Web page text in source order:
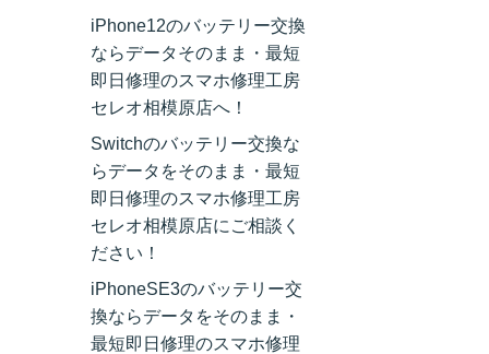
iPhone12のバッテリー交換
ならデータそのまま・最短
即日修理のスマホ修理工房
セレオ相模原店へ！
Switchのバッテリー交換な
らデータをそのまま・最短
即日修理のスマホ修理工房
セレオ相模原店にご相談く
ださい！
iPhoneSE3のバッテリー交
換ならデータをそのまま・
最短即日修理のスマホ修理